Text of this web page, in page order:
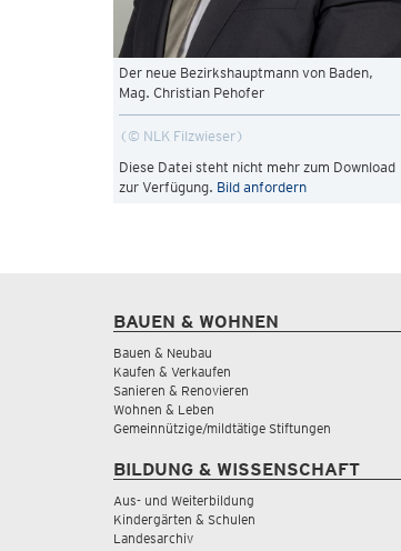
Der neue Bezirkshauptmann von Baden,
Mag. Christian Pehofer
© NLK Filzwieser
Diese Datei steht nicht mehr zum Download
zur Verfügung. Bild anfordern
BAUEN & WOHNEN
Bauen & Neubau
Kaufen & Verkaufen
Sanieren & Renovieren
Wohnen & Leben
Gemeinnützige/mildtätige Stiftungen
BILDUNG & WISSENSCHAFT
Aus- und Weiterbildung
Kindergärten & Schulen
Landesarchiv